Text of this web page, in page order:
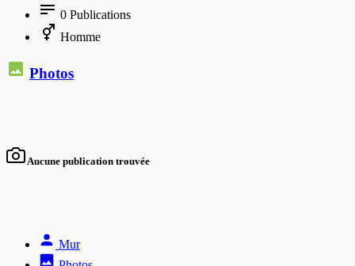
0 Publications
Homme
Photos
Aucune publication trouvée
Mur